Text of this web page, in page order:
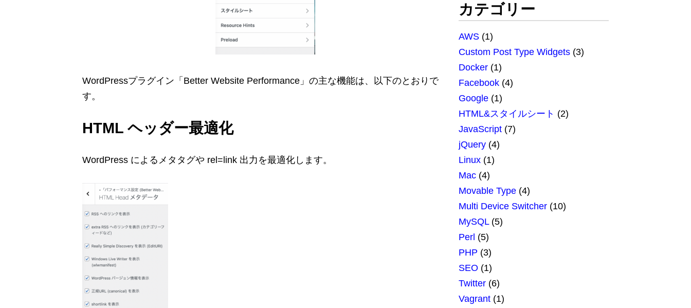
WordPressプラグイン「Better Website Performance」の主な機能は、以下のとおりで
す。
HTML ヘッダー最適化
WordPress によるメタタグや rel=link 出力を最適化します。
カテゴリー
AWS (1)
Custom Post Type Widgets (3)
Docker (1)
Facebook (4)
Google (1)
HTML&スタイルシート (2)
JavaScript (7)
jQuery (4)
Linux (1)
Mac (4)
Movable Type (4)
Multi Device Switcher (10)
MySQL(5)
Perl (5)
PHP (3)
SEO (1)
Twitter (6)
Vagrant (1)